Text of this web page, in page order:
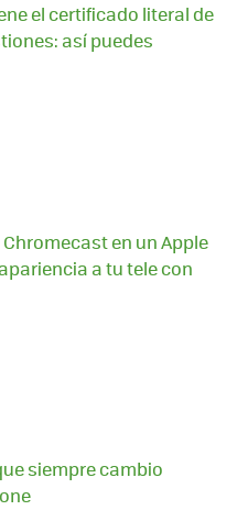
el certificado literal de
así puedes
en un Apple
a tu tele con
siempre cambio